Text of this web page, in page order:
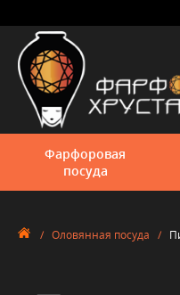
Фарфоровая
посуда
/ Оловянная посуда /